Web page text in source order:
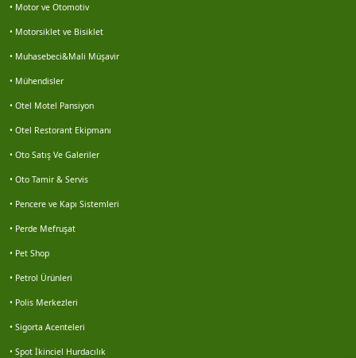
Veriemlak seferihisar
Motosiklet lastikleri servisi buz motor 0252 313...
Hasan sürek
Haluk karbuzoğlu
Doğan akgün
Galip korkmaz
• Motor ve Otomotiv
• Motorsiklet ve Bisiklet
• Muhasebeci&Mali Müşavir
• Mühendisler
• Otel Motel Pansiyon
• Otel Restorant Ekipmanı
• Oto Satış Ve Galeriler
• Oto Tamir & Servis
• Pencere ve Kapı Sistemleri
• Perde Mefruşat
• Pet Shop
• Petrol Ürünleri
• Polis Merkezleri
• Sigorta Acenteleri
• Spot İkinciel Hurdacılık